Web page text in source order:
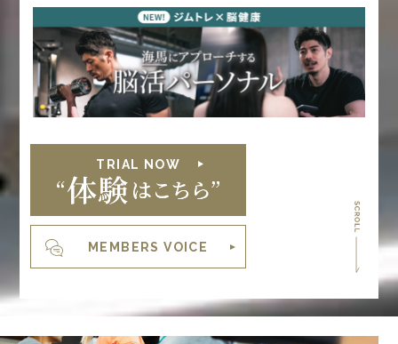
TRIAL NOW
MEMBERS VOICE